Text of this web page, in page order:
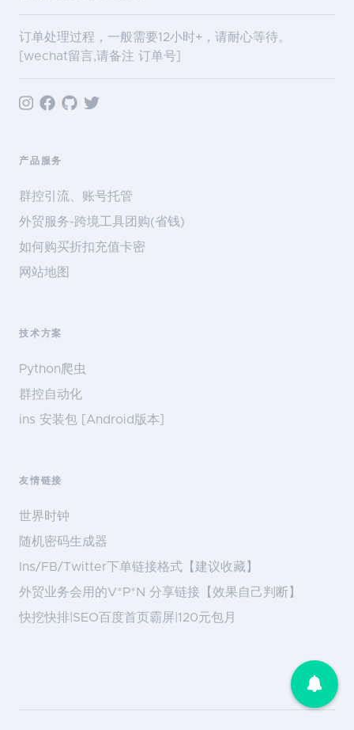
订单处理过程，一般需要12小时+，请耐心等待。
[wechat留言,请备注 订单号]
产品服务
群控引流、账号托管
外贸服务-跨境工具团购(省钱)
如何购买折扣充值卡密
网站地图
技术方案
Python爬虫
群控自动化
ins 安装包 [Android版本]
友情链接
世界时钟
随机密码生成器
Ins/FB/Twitter下单链接格式【建议收藏】
外贸业务会用的V*P*N 分享链接【效果自己判断】
快挖快排|SEO百度首页霸屏|120元包月